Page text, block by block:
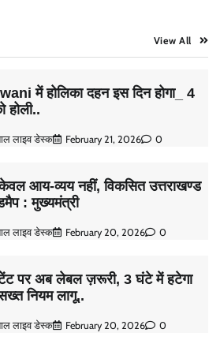
View All
में होलिका दहन इस दिन होगा_ 4
होली..
लाइव डेस्क February 21, 2026 0
आय-व्यय नहीं, विकसित उत्तराखण्ड
: मुख्यमंत्री
लाइव डेस्क February 20, 2026 0
पर अब लेबल ज़रूरी, 3 घंटे में हटेगा
नियम लागू..
लाइव डेस्क February 20, 2026 0